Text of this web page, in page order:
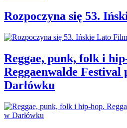
Rozpoczyna się 53.
Reggae, punk, folk i
Reggaenwalde Festival
Darłówku